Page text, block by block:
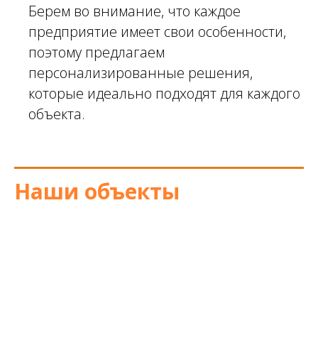
Берем во внимание, что каждое
предприятие имеет свои особенности,
поэтому предлагаем
персонализированные решения,
которые идеально подходят для каждого
объекта.
Наши объекты